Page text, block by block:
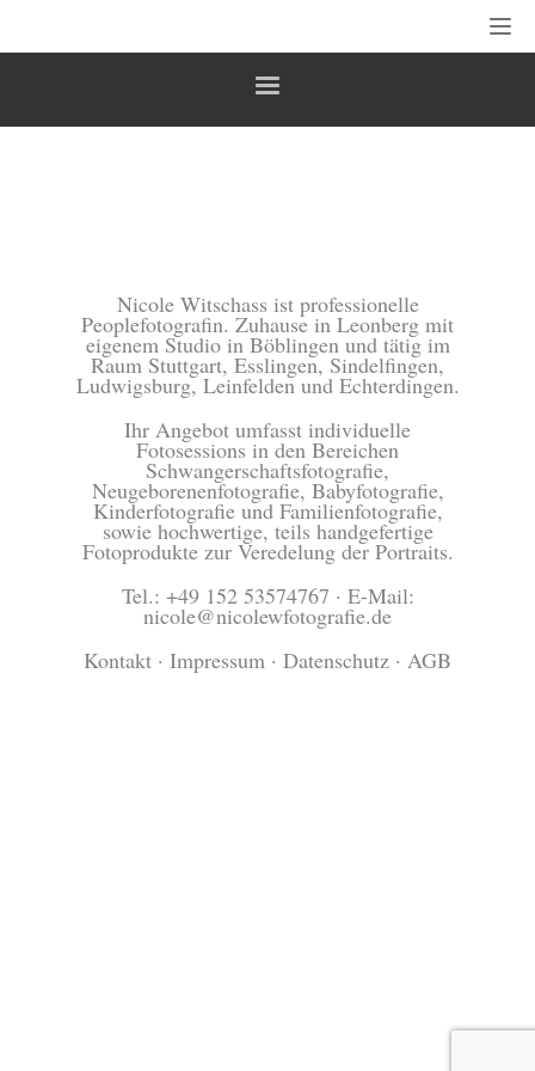
Nicole Witschass ist professionelle
Peoplefotografin. Zuhause in Leonberg mit
eigenem Studio in Böblingen und tätig im
Raum Stuttgart, Esslingen, Sindelfingen,
Ludwigsburg, Leinfelden und Echterdingen.
Ihr Angebot umfasst individuelle
Fotosessions in den Bereichen
Schwangerschaftsfotografie,
Neugeborenenfotografie, Babyfotografie,
Kinderfotografie und Familienfotografie,
sowie hochwertige, teils handgefertige
Fotoprodukte zur Veredelung der Portraits.
Tel.: +49 152 53574767 · E-Mail:
nicole@nicolewfotografie.de
Kontakt · Impressum · Datenschutz · AGB